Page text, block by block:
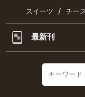
スイーツ / チー
最新刊